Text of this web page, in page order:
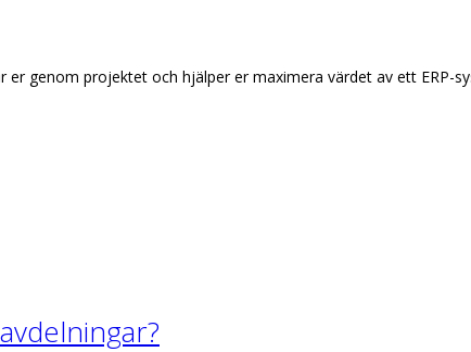
er genom projektet och hjälper er maximera värdet av ett ERP-